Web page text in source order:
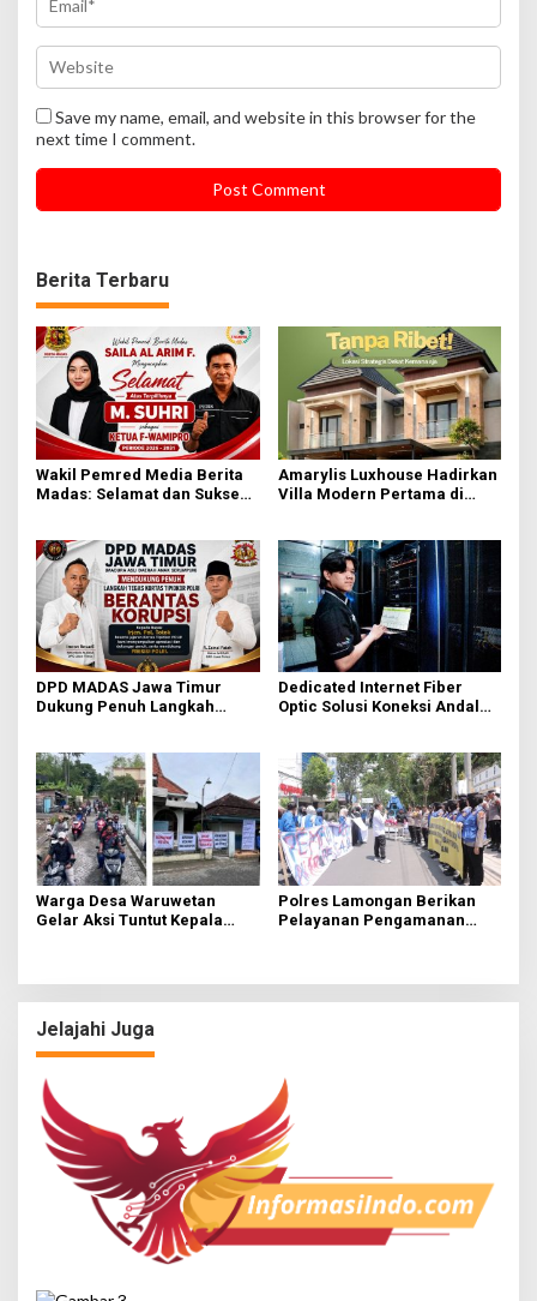
Save my name, email, and website in this browser for the
next time I comment.
Berita Terbaru
Wakil Pemred Media Berita
Madas: Selamat dan Sukses
⁠Amarylis Luxhouse Hadirkan
Villa Modern Pertama di
DPD MADAS Jawa Timur
Dukung Penuh Langkah
Dedicated Internet Fiber
Optic Solusi Koneksi Andal
Warga Desa Waruwetan
Gelar Aksi Tuntut Kepala
Polres Lamongan Berikan
Pelayanan Pengamanan
Jelajahi Juga